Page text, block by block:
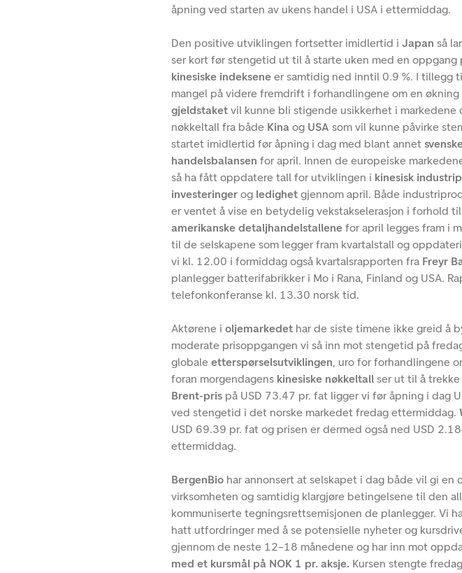
åpning ved starten av ukens handel i USA i ettermiddag.
Den positive utviklingen fortsetter imidlertid iJapan så
ser kort før stengetid ut til å starte uken med en oppgang
kinesiske indeksene er samtidig ned inntil 0.9 %. I tillegg
mangel på videre fremdrift i forhandlingene om en
gjeldstaket vil kunne bli stigende usikkerhet i markedene
nøkkeltall fra både Kina og USAsom vil kunne påvirke
startet imidlertid før åpning i dag med blant annet
handelsbalansen for april. Innen de europeiske
så ha fått oppdatere tall for utviklingen i kinesisk
investeringer og ledighet gjennom april. Både
er ventet å vise en betydelig vekstakselerasjon i forhold
amerikanske detaljhandelstallene for april legges fram i
til de selskapene som legger fram kvartalstall og
vi kl. 12.00 i formiddag også kvartalsrapporten fra Freyr
planlegger batterifabrikker i Mo i Rana, Finland og USA.
telefonkonferanse kl. 13.30 norsk tid.
Aktørene ioljemarkedet har de siste timene ikke greid å
moderate prisoppgangen vi så inn mot stengetid på
globaleetterspørselsutviklingen , uro for forhandlingene
foran morgendagens kinesiske nøkkeltall ser ut til å
Brent-pris på USD 73.47 pr. fat ligger vi før åpning i dag
ved stengetid i det norske markedet fredag ettermiddag.
USD 69.39 pr. fat og prisen er dermed også ned USD
ettermiddag.
BergenBio har annonsert at selskapet i dag både vil gi en
virksomheten og samtidig klargjøre betingelsene til den
kommuniserte tegningsrettsemisjonen de planlegger. Vi
hatt utfordringer med å se potensielle nyheter og
gjennom de neste 12–18 månedene og har inn mot
med et kursmål på NOK 1 pr. aksje. Kursen stengte